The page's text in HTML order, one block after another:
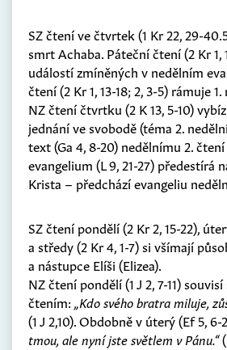
SZ čtení ve čtvrtek (1 Kr 22, 29-
smrt Achaba. Páteční čtení (2 Kr 1,
událostí zmíněných v nedělním
čtení (2 Kr 1, 13-18; 2, 3-5) rámuje
NZ čtení čtvrtku (2 K 13, 5-10)
jednání ve svobodě (téma 2.
text (Ga 4, 8-20) nedělnímu 2.
evangelium (L 9, 21-27) předestírá
Krista – předchází evangeliu
SZ čtení pondělí (2 Kr 2, 15-22),
a středy (2 Kr 4, 1-7) si všímají
a nástupce Elíši (Elizea).
NZ čtení pondělí (1 J 2, 7-11)
čtením: „Kdo svého bratra miluje,
(1 J 2,10). Obdobně v úterý (Ef 5, 6-
tmou, ale nyní jste světlem v Pánu.“